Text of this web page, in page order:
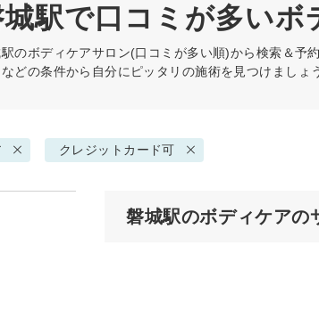
駅で口コミが多い
のボディケアサロン(口コミが多い順)から検索＆予
などの条件から自分にピッタリの施術を見つけましょ
クレジットカード可
磐城駅のボディケアの